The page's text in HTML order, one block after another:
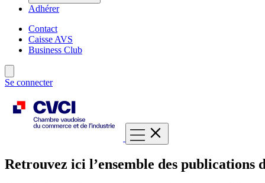
Adhérer
Contact
Caisse AVS
Business Club
Se connecter
Retrouvez ici l’ensemble des publications